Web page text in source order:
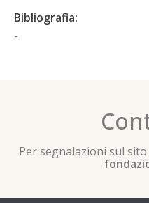
Bibliografia:
-
Per segnalazioni sul